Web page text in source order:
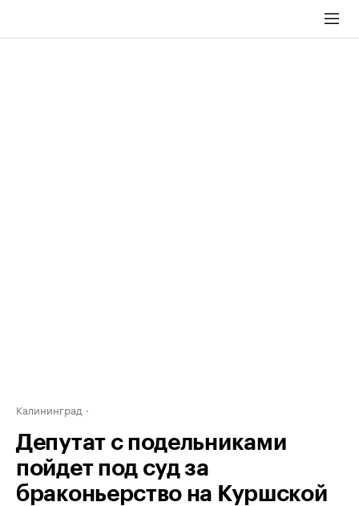
Калининград
Депутат с подельниками
пойдет под суд за
браконьерство на Куршской